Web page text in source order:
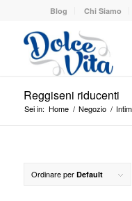
Blog Chi Siamo
Reggiseni riducenti
Sei in: Home / Negozio /
Ordinare per Default